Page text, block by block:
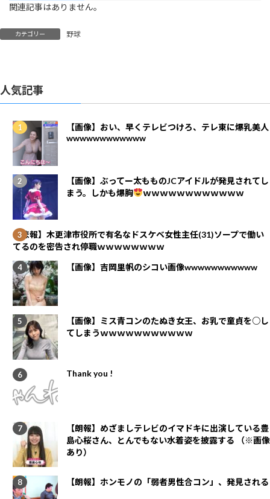
関連記事はありません。
カテゴリー 野球
人気記事
【画像】おい、早くテレビつけろ、テレ東に爆乳美人
wwwwwwwwwwww
【画像】ぶってー太もものJCアイドルが発見されてし
まう。しかも爆胸
ｗｗｗｗｗｗｗｗｗｗｗｗ
【悲報】木更津市役所で有名なドスケベ女性主任(31)ソープで働い
てるのを密告され停職ｗｗｗｗｗｗｗｗ
【画像】吉岡里帆のシコい画像wwwwwwwwwww
【画像】ミス青コンのたぬき女王、お乳で童貞を○し
てしまうｗｗｗｗｗｗｗｗｗｗｗ
Thank you !
【朗報】めざましテレビのイマドキに出演している豊
島心桜さん、とんでもない水着姿を披露する （※画像
あり）
【朗報】ホンモノの「弱者男性合コン」、発見される